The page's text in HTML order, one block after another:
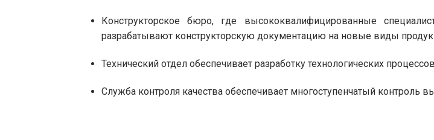
Конструкторское бюро, где высококвалифицированные
разрабатывают конструкторскую документацию на новые виды
Технический отдел обеспечивает разработку технологических
Служба контроля качества обеспечивает многоступенчатый контроль